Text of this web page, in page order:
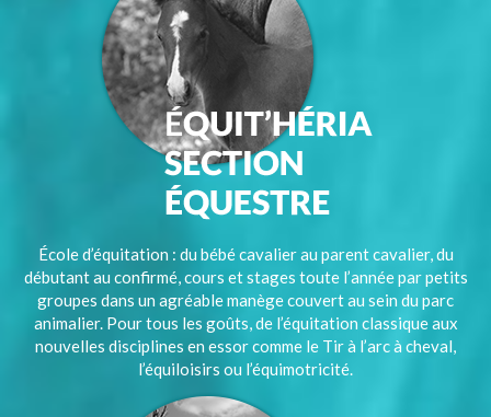
École d’équitation : du bébé cavalier au parent cavalier, du
débutant au confirmé, cours et stages toute l’année par petits
groupes dans un agréable manège couvert au sein du parc
animalier. Pour tous les goûts, de l’équitation classique aux
nouvelles disciplines en essor comme le Tir à l’arc à cheval,
l’équiloisirs ou l’équimotricité.